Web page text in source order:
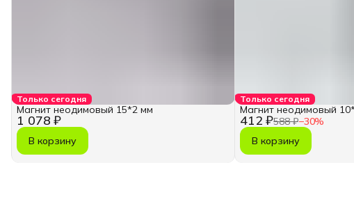
Только сегодня
1 078 ₽
Магнит неодимовый 15*2 мм
В корзину
Только сегодня
412 ₽588 ₽−30%
Магнит неодимовый
В корзину